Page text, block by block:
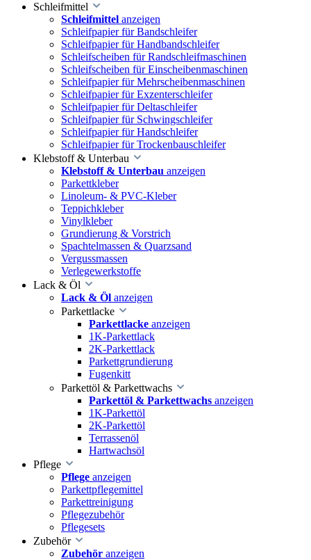
Schleifmittel
Schleifmittel anzeigen
Schleifpapier für Bandschleifer
Schleifpapier für Handbandschleifer
Schleifscheiben für Randschleifmaschinen
Schleifscheiben für Einscheibenmaschinen
Schleifpapier für Mehrscheibenmaschinen
Schleifpapier für Exzenterschleifer
Schleifpapier für Deltaschleifer
Schleifpapier für Schwingschleifer
Schleifpapier für Handschleifer
Schleifpapier für Trockenbauschleifer
Klebstoff & Unterbau
Klebstoff & Unterbau anzeigen
Parkettkleber
Linoleum- & PVC-Kleber
Teppichkleber
Vinylkleber
Grundierung & Vorstrich
Spachtelmassen & Quarzsand
Vergussmassen
Verlegewerkstoffe
Lack & Öl
Lack & Öl anzeigen
Parkettlacke
Parkettlacke anzeigen
1K-Parkettlack
2K-Parkettlack
Parkettgrundierung
Fugenkitt
Parkettöl & Parkettwachs
Parkettöl & Parkettwachs anzeigen
1K-Parkettöl
2K-Parkettöl
Terrassenöl
Hartwachsöl
Pflege
Pflege anzeigen
Parkettpflegemittel
Parkettreinigung
Pflegezubehör
Pflegesets
Zubehör
Zubehör anzeigen